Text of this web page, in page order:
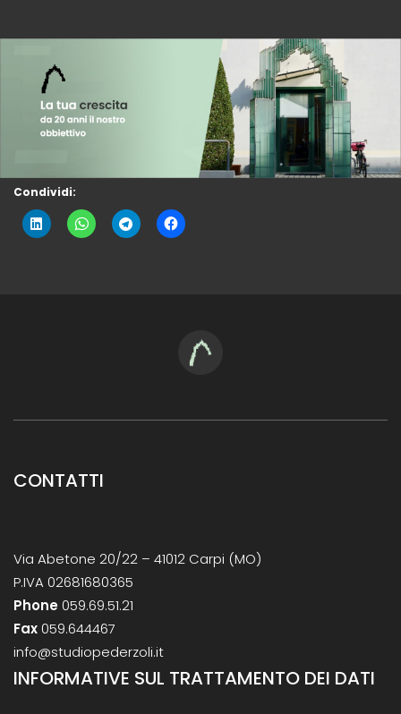
Condividi:
CONTATTI
Via Abetone 20/22 – 41012 Carpi (MO)
P.IVA 02681680365
Phone059.69.51.21
Fax059.644467
info@studiopederzoli.it
INFORMATIVE SUL TRATTAMENTO DEI DATI